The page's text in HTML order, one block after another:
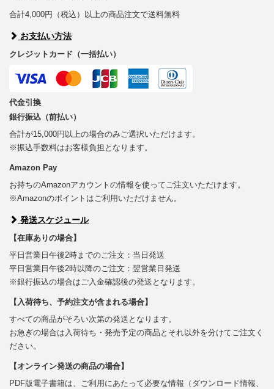
合計4,000円（税込）以上の商品注文で送料無料
お支払い方法
クレジットカード（一括払い）
代金引換
銀行振込（前払い）
合計が15,000円以上の場合のみご選択いただけます。
※振込手数料はお客様負担となります。
Amazon Pay
お持ちのAmazonアカウントの情報を使ってご注文いただけます。
※Amazonのポイントはご利用いただけません。
発送スケジュール
【在庫ありの場合】
平日営業日午後2時までのご注文：当日発送
平日営業日午後2時以降のご注文：翌営業日発送
※銀行振込の場合はご入金確認後の発送となります。
【入荷待ち、予約注文が含まれる場合】
すべての商品がそろい次第の発送となります。
お急ぎの場合は入荷待ち・発売予定の商品とそれ以外を分けてご注文く
ださい。
【オンライン発送の商品の場合】
PDF版電子書籍は、ご利用にあたって必要な情報（ダウンロード情報、